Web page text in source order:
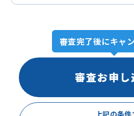
審査完了後にキャ
審査お申し
上記の条件